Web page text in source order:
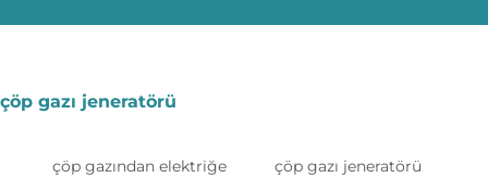
çöp gazı jeneratörü
çöp gazından elektriğe çöp gazı jeneratörü